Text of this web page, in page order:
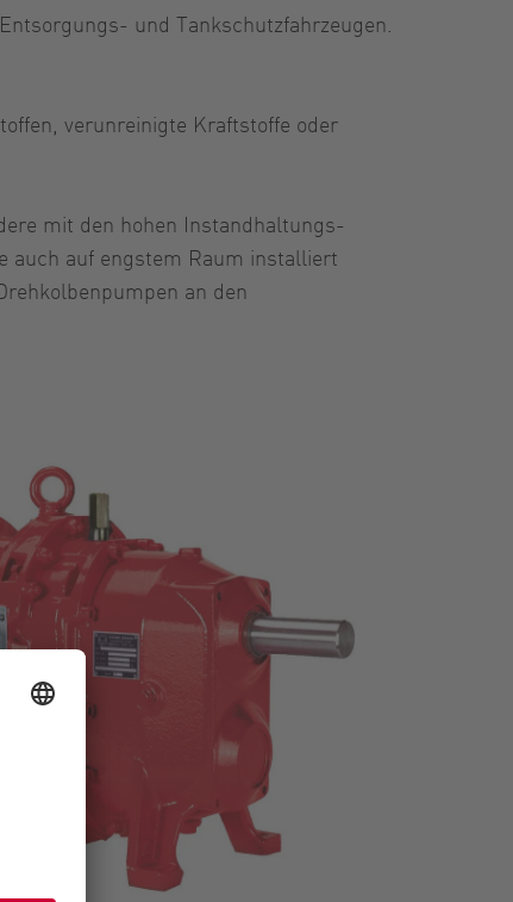
und Tankschutzfahrzeugen.
verunreinigte Kraftstoffe oder
mit den hohen Instandhaltungs-
auch auf engstem Raum installiert
an den